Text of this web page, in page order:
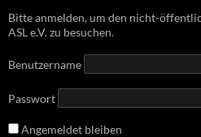
Bitte anmelden, um den nicht-
ASL e.V. zu besuchen.
Benutzername
Passwort
Angemeldet bleiben